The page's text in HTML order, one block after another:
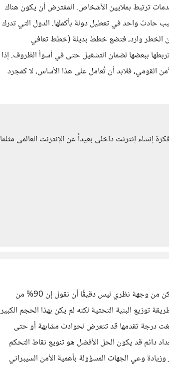
ترتبط بملايين الأشخاص. المفترض أن يكون هناك
حادث واحد في تعطيل دولة بأكملها. الدول التي تدرك
أن الخطر وارد، فتضع خطط بديلة (خطط تعافي
ببعضها لضمان التشغيل حتى في أسوأ الظروف. إذا
القومي، فلابد أن تُعامل على هذا الأساس، لا كمجرد
إنترنت داخلى بعيداً عن الإنترنت العالمى مثلما
صحيح أن ما حدث كان ملفتًا وسبب إزعاجًا حقيقيًا في بعض المناطق لكن من وجهة نظري ليس دقيقًا أن نقول إن 90% من
البنية التحتية لكنه لم يكن بهذا الحجم الكبير
درجة تقدمها قد تتعرض لحوادث مشابهة أو حتى
دائم قد يكون الحل الأفضل هو تنويع نقاط التحكم
وعي الجهات المسؤولة بأهمية الأمن السيبراني